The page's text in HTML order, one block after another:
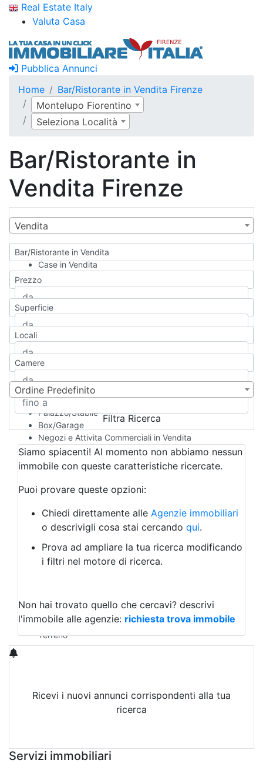
Real Estate Italy
Valuta Casa
Pubblica Annunci
Home
Bar/Ristorante in Vendita Firenze
Montelupo Fiorentino
Seleziona Località
Bar/Ristorante in
Vendita Firenze
Vendita
Bar/Ristorante in Vendita
Case in Vendita
Qualsiasi
Appartamento
Casa indipendente
Casa Semi-indipendente
Attico/Mansarda
Rustico/Casale
Camera d'Albergo
Multiproprietà
Palazzo/Stabile
Box/Garage
Negozi e Attivita Commerciali in Vendita
Qualsiasi
Attività/Licenza Commerciale
Azienda Agricola
Bar/Ristorante
Albergo
Laboratorio Artigianale
Negozio/locale commerciale
Agriturismo
Magazzini
Qualsiasi
Terreno edificabile
Terreno
Prezzo
Superficie
Locali
Camere
Ordine Predefinito
Filtra Ricerca
Siamo spiacenti! Al momento non abbiamo nessun
immobile con queste caratteristiche ricercate.
Puoi provare queste opzioni:
Chiedi direttamente alle Agenzie immobiliari
o descrivigli cosa stai cercando qui.
Prova ad ampliare la tua ricerca modificando
i filtri nel motore di ricerca.
Non hai trovato quello che cercavi? descrivi
l'immobile alle agenzie: richiesta trova immobile
Ricevi i nuovi annunci corrispondenti alla tua
ricerca
Servizi immobiliari